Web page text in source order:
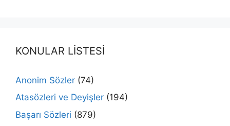
KONULAR LİSTESİ
Anonim Sözler (74)
Atasözleri ve Deyişler (194)
Başarı Sözleri (879)